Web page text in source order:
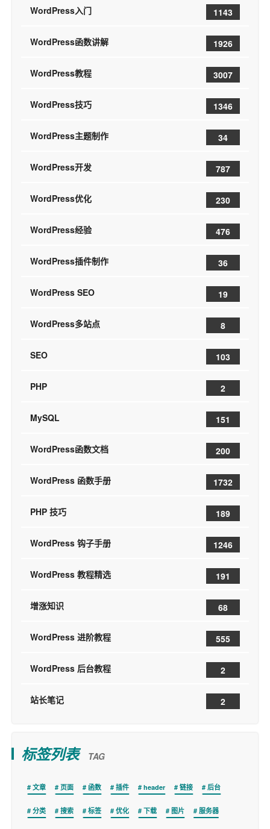
WordPress入门 1143
WordPress函数讲解 1926
WordPress教程 3007
WordPress技巧 1346
WordPress主题制作 34
WordPress开发 787
WordPress优化 230
WordPress经验 476
WordPress插件制作 36
WordPress SEO 19
WordPress多站点 8
SEO 103
PHP 2
MySQL 151
WordPress函数文档 200
WordPress 函数手册 1732
PHP 技巧 189
WordPress 钩子手册 1246
WordPress 教程精选 191
增涨知识 68
WordPress 进阶教程 555
WordPress 后台教程 2
站长笔记 2
标签列表 TAG
文章 页面 函数 插件 header 链接 后台
分类 搜索 标签 优化 下载 图片 服务器